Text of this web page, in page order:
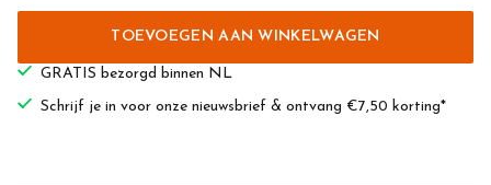
TOEVOEGEN AAN WINKELWAGEN
GRATIS bezorgd binnen NL
Schrijf je in voor onze nieuwsbrief & ontvang €7,50 korting*